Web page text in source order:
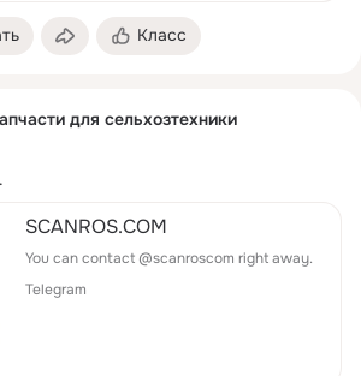
Класс
для сельхозтехники
SCANROS.COM
You can contact @scanroscom right away.
Telegram